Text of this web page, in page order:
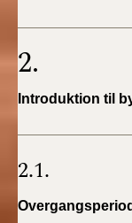
2020)
2019)
2.
Introduktion til
2.1.